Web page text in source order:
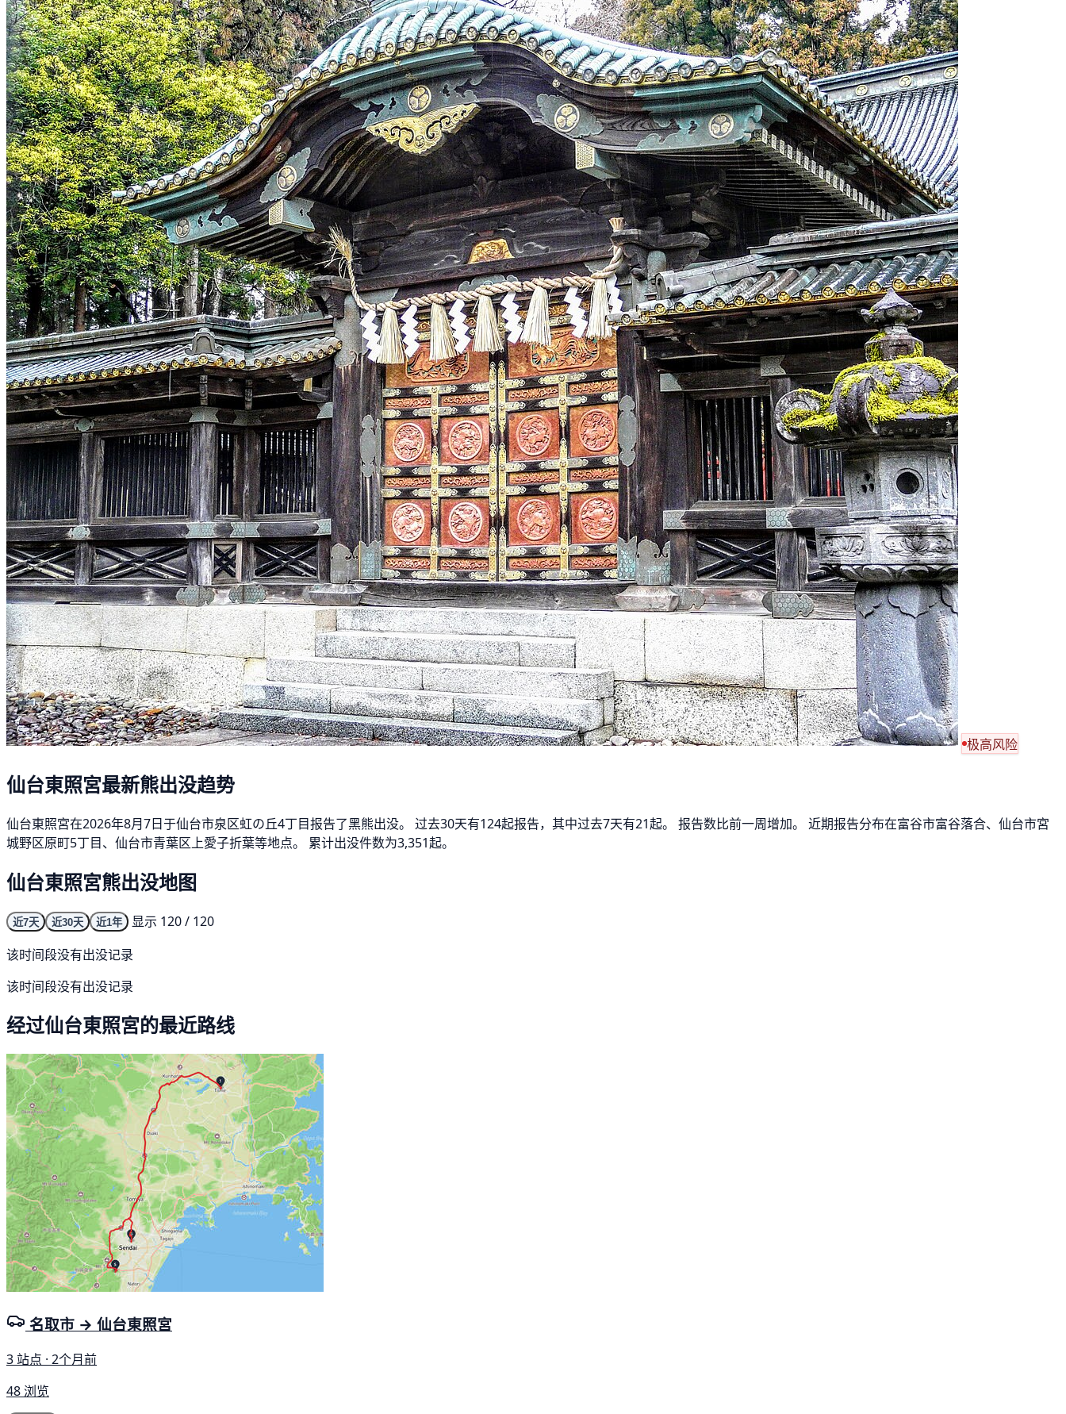
极高风险
仙台東照宮最新熊出没趋势
仙台東照宮在2026年8月7日于仙台市泉区虹の丘4丁目报告了黑熊出没。 过去30天有124起报告，其中过去7天有21起。 报告数比前一周增加。 近期报告分布在富谷市富谷落合、仙台市宮
城野区原町5丁目、仙台市青葉区上愛子折葉等地点。 累计出没件数为3,351起。
仙台東照宮熊出没地图
近7天 近30天 近1年
显示 120 / 120
该时间段没有出没记录
该时间段没有出没记录
经过仙台東照宮的最近路线
名取市 → 仙台東照宮
3 站点 · 2个月前
48 浏览